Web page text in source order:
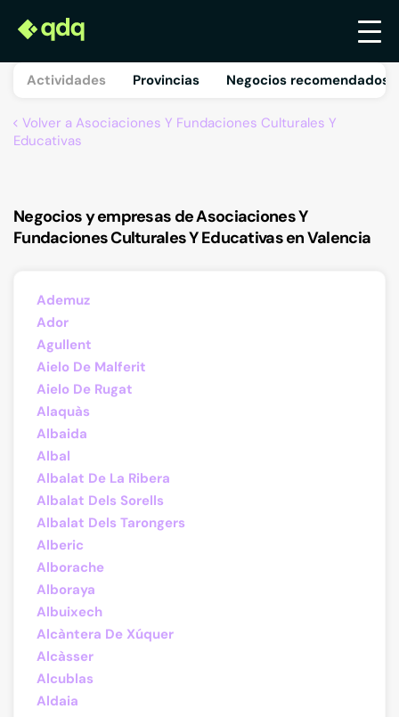
Actividades Provincias Negocios recomendados
Volver a Asociaciones Y Fundaciones Culturales Y
Educativas
Negocios y empresas de Asociaciones Y
Fundaciones Culturales Y Educativas en Valencia
Ademuz
Ador
Agullent
Aielo De Malferit
Aielo De Rugat
Alaquàs
Albaida
Albal
Albalat De La Ribera
Albalat Dels Sorells
Albalat Dels Tarongers
Alberic
Alborache
Alboraya
Albuixech
Alcàntera De Xúquer
Alcàsser
Alcublas
Aldaia